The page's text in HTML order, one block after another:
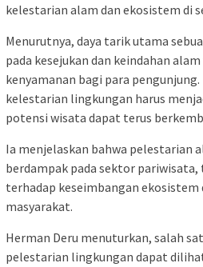
kelestarian alam dan ekosistem di
Menurutnya, daya tarik utama
pada kesejukan dan keindahan
kenyamanan bagi para
kelestarian lingkungan harus
potensi wisata dapat terus
Ia menjelaskan bahwa pelestarian
berdampak pada sektor
terhadap keseimbangan ekosistem
masyarakat.
Herman Deru menuturkan, salah
pelestarian lingkungan dapat